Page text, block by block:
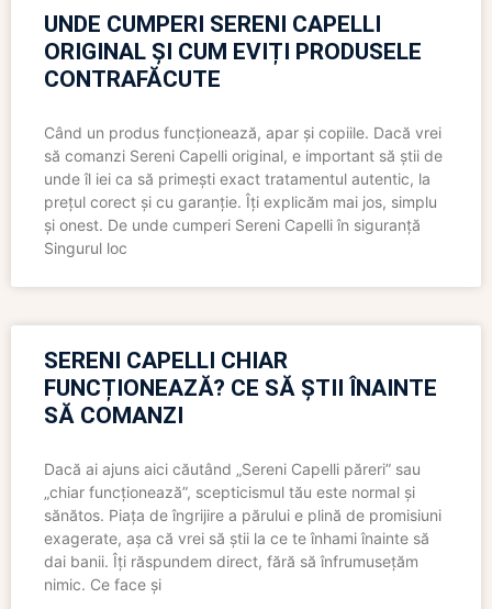
UNDE CUMPERI SERENI CAPELLI
ORIGINAL ȘI CUM EVIȚI PRODUSELE
CONTRAFĂCUTE
Când un produs funcționează, apar și copiile. Dacă vrei
să comanzi Sereni Capelli original, e important să știi de
unde îl iei ca să primești exact tratamentul autentic, la
prețul corect și cu garanție. Îți explicăm mai jos, simplu
și onest. De unde cumperi Sereni Capelli în siguranță
Singurul loc
SERENI CAPELLI CHIAR
FUNCȚIONEAZĂ? CE SĂ ȘTII ÎNAINTE
SĂ COMANZI
Dacă ai ajuns aici căutând „Sereni Capelli păreri” sau
„chiar funcționează”, scepticismul tău este normal și
sănătos. Piața de îngrijire a părului e plină de promisiuni
exagerate, așa că vrei să știi la ce te înhami înainte să
dai banii. Îți răspundem direct, fără să înfrumusețăm
nimic. Ce face și